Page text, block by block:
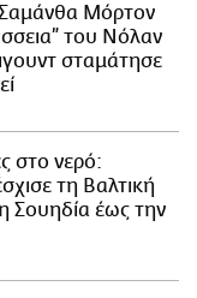
Μόρτον
του Νόλαν
σταμάτησε
στο νερό:
τη Βαλτική
Σουηδία έως την